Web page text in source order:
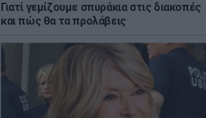
Γιατί γεμίζουμε σπυράκια στις διακοπές
και πώς θα τα προλάβεις